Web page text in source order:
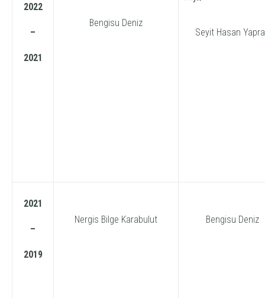
2022
–
2021
Bengisu Deniz
Seyit Hasan
2021
–
2019
Nergis Bilge Karabulut Bengisu Deniz